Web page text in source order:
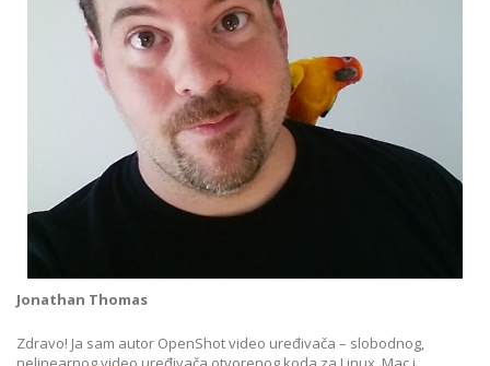
Jonathan Thomas
Zdravo! Ja sam autor OpenShot video uređivača – slobodnog,